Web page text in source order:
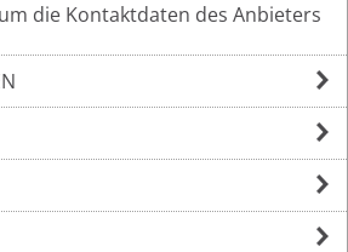
die Kontaktdaten des Anbieters